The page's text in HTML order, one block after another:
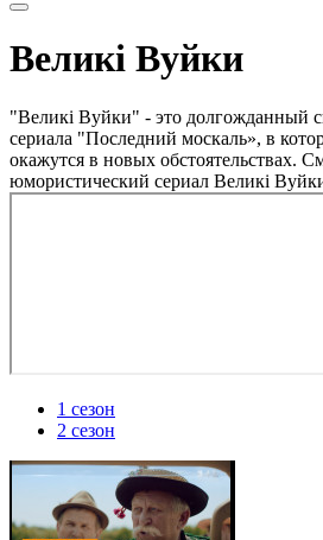
Великі Вуйки
"Великі Вуйки" - это долгожданный
сериала "Последний москаль», в
окажутся в новых обстоятельствах.
юмористический сериал Великі
1 сезон
2 сезон